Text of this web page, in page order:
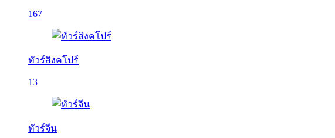
167
ทัวร์สิงคโปร์
13
ทัวร์จีน